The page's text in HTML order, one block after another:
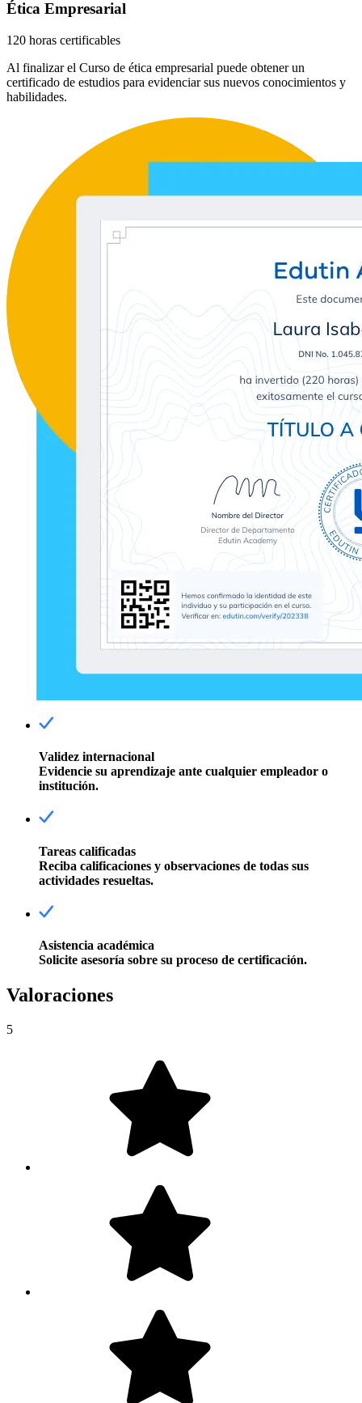
Ética Empresarial
120 horas certificables
Al finalizar el Curso de ética empresarial puede obtener un
certificado de estudios para evidenciar sus nuevos conocimientos y
habilidades.
Validez internacional
Evidencie su aprendizaje ante cualquier empleador o
institución.
Tareas calificadas
Reciba calificaciones y observaciones de todas sus
actividades resueltas.
Asistencia académica
Solicite asesoría sobre su proceso de certificación.
Valoraciones
5